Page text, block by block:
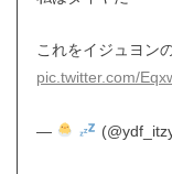
これをイジュヨン
pic.twitter.com/
—